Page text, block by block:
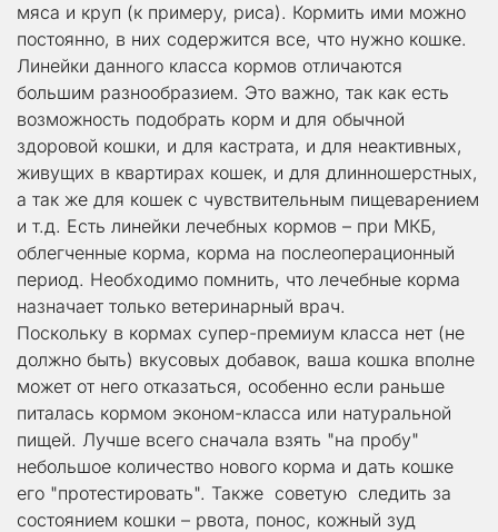
мяса и круп (к примеру, риса). Кормить ими можно
постоянно, в них содержится все, что нужно кошке.
Линейки данного класса кормов отличаются
большим разнообразием. Это важно, так как есть
возможность подобрать корм и для обычной
здоровой кошки, и для кастрата, и для неактивных,
живущих в квартирах кошек, и для длинношерстных,
а так же для кошек с чувствительным пищеварением
и т.д. Есть линейки лечебных кормов – при МКБ,
облегченные корма, корма на послеоперационный
период. Необходимо помнить, что лечебные корма
назначает только ветеринарный врач.
Поскольку в кормах супер-премиум класса нет (не
должно быть) вкусовых добавок, ваша кошка вполне
может от него отказаться, особенно если раньше
питалась кормом эконом-класса или натуральной
пищей. Лучше всего сначала взять "на пробу"
небольшое количество нового корма и дать кошке
его "протестировать". Также  советую  следить за
состоянием кошки – рвота, понос, кожный зуд